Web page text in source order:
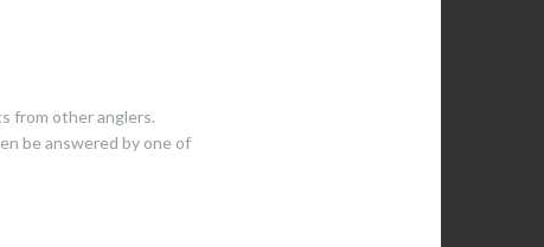
from other anglers.
be answered by one of